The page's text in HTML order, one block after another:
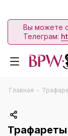
Вы можете
Телеграм:
Главная -